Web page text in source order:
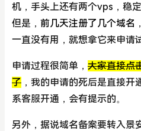
机，手头上还有两个vps，稳
但是， 前几天注册了几个域名
一直没有用，就想拿它来申请
申请过程很简单， 大家直接点
了 ，我的申请的死后是直接
系客服开通，会有提示的。
另外，据说域名备案要转入景